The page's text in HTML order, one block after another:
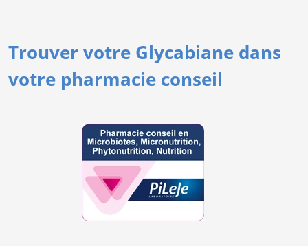
Trouver votre Glycabiane dans
votre pharmacie conseil